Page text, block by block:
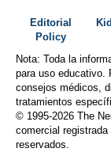
Editorial
Policy
Nota: Toda la
para uso educativo.
consejos médicos,
tratamientos
© 1995-2026 The
comercial
reservados.